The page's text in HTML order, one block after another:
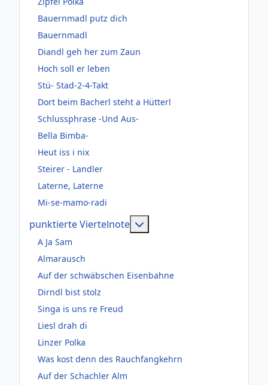
Bauernmadl putz dich
Bauernmadl
Diandl geh her zum Zaun
Hoch soll er leben
Stü- Stad-2-4-Takt
Dort beim Bacherl steht a Hütterl
Schlussphrase -Und Aus-
Bella Bimba-
Heut iss i nix
Steirer - Landler
Laterne, Laterne
Mi-se-mamo-radi
punktierte Viertelnote
A Ja Sam
Almarausch
Auf der schwäbschen Eisenbahne
Dirndl bist stolz
Singa is uns re Freud
Liesl drah di
Linzer Polka
Was kost denn des Rauchfangkehrn
Auf der Schachler Alm